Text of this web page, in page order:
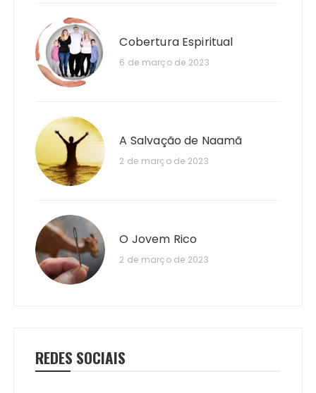
Cobertura Espiritual
6 de março de 2023
A Salvação de Naamã
2 de março de 2023
O Jovem Rico
2 de março de 2023
REDES SOCIAIS